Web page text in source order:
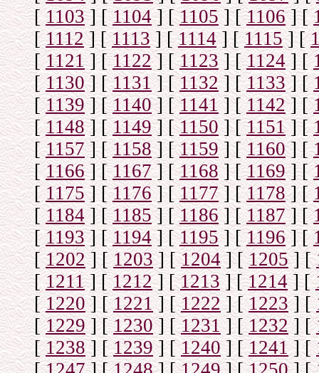
[1103] [1104] [1105] [1106] [
[1112] [1113] [ 1114] [1115] [
[1121] [1122] [1123] [1124] [
[1130] [1131] [1132] [1133] [
[1139] [1140] [1141] [1142] [
[1148] [1149] [1150] [1151] [
[1157] [1158] [1159] [1160] [
[1166] [1167] [1168] [1169] [
[1175] [1176] [1177] [1178] [
[1184] [1185] [1186] [1187] [
[1193] [1194] [1195] [1196] [
[1202] [1203] [1204] [1205] [
[1211] [1212] [1213] [1214] [
[1220] [1221] [1222] [1223] [
[1229] [1230] [1231 ] [1232] [
[1238] [1239] [1240] [1241] [